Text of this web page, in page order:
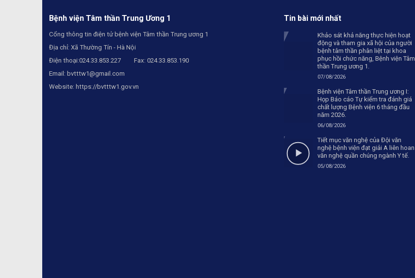
Bệnh viện Tâm thần Trung Ương 1
Cổng thông tin điện tử bệnh viện Tâm thần Trung ương 1
Địa chỉ: Xã Thường Tín - Hà Nội
Điện thoại:024.33.853.227 Fax: 024.33.853.190
Email: bvtttw1@gmail.com
Website: https://bvtttw1.gov.vn
Tin bài mới nhất
Khảo sát khả năng thực hiện hoạt
động và tham gia xã hội của người
bệnh tâm thần phân liệt tại khoa
phục hồi chức năng, Bệnh viện Tâm
thần Trung ương 1.
07/08/2026
Bệnh viện Tâm thần Trung ương I:
Họp Báo cáo Tự kiểm tra đánh giá
chất lượng Bệnh viện 6 tháng đầu
năm 2026.
06/08/2026
Tiết mục văn nghệ của Đội văn
nghệ bệnh viện đạt giải A liên hoan
văn nghệ quần chúng ngành Y tế.
05/08/2026